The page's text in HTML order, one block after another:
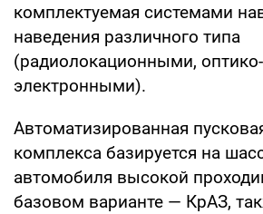
комплектуемая системами
наведения различного типа
(радиолокационными, оптико-
электронными).
Автоматизированная
комплекса базируется на
автомобиля высокой
базовом варианте — КрАЗ,